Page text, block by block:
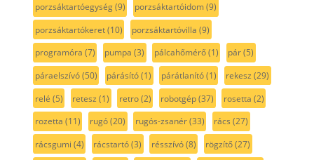
porzsáktartóegység(9) porzsáktartóidom(9)
porzsáktartókeret(10) porzsáktartóvilla (9)
programóra (7) pumpa (3) pálcahőmérő(1) pár(5)
páraelszívó(50) párásító(1) párátlanító(1) rekesz (29)
relé (5) retesz (1) retro(2) robotgép(37) rosetta (2)
rozetta (11) rugó(20) rugós-zsanér(33) rács (27)
rácsgumi (4) rácstartó(3) résszívó(8) rögzítő(27)